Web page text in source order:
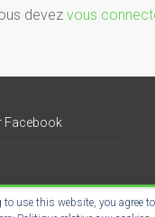
devez vous
Facebook
Services-
use this website, you agree